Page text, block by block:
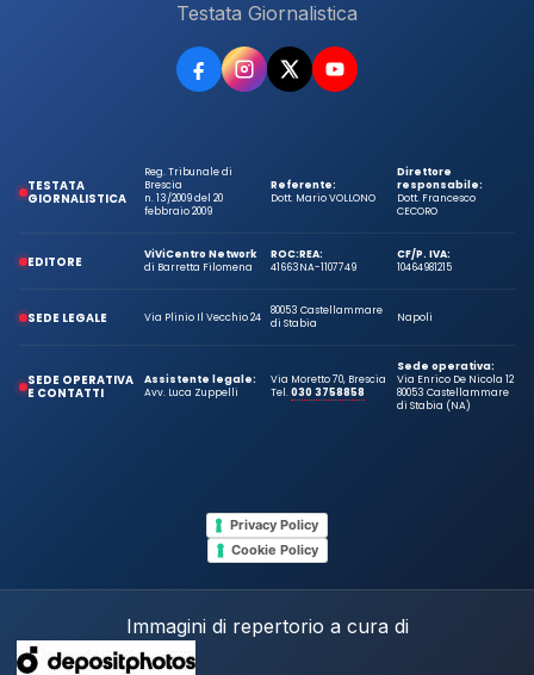
Testata Giornalistica
TESTATA
GIORNALISTICA
Reg. Tribunale di
Brescia
n. 13/2009 del 20
febbraio 2009
Referente:
Dott. Mario VOLLONO
Direttore
responsabile:
Dott. Francesco
CECORO
EDITORE
ViViCentro Network
di Barretta Filomena
ROC:
41663
REA:
NA-1107749
CF/P. IVA:
10464981215
SEDE LEGALE Via Plinio Il Vecchio 24
80053 Castellammare
di Stabia
Napoli
SEDE OPERATIVA
E CONTATTI
Assistente legale:
Avv. Luca Zuppelli
Via Moretto 70, Brescia
Tel.030 3758858
Sede operativa:
Via Enrico De Nicola 12
80053 Castellammare
di Stabia (NA)
Privacy Policy
Cookie Policy
Immagini di repertorio a cura di